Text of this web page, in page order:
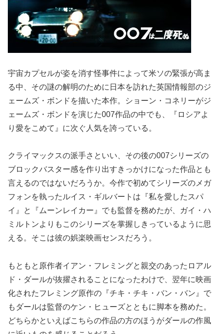
宇宙カプセルが姿を消す怪事件によって米ソの緊張が高ま
る中、その謎の解明のために日本を訪れた英国情報部のジ
ェームズ・ボンドを描いた本作。ショーン・コネリーがジ
ェームズ・ボンドを演じた007作品の中でも、『ロシアよ
り愛をこめて』に次ぐ人気を誇っている。
クライマックスの派手さといい、その後の007シリーズの
ブロックバスター感を作り出すきっかけになった作品とも
言えるのではないだろうか。今作で初めてシリーズのメガ
フォンを執ったルイス・ギルバートは『私を愛したスパ
イ』と『ムーンレイカー』でも監督を務めたが、ガイ・ハ
ミルトンよりもこのシリーズを掌握しきっているように思
える。そこは彼の娯楽映画センスだろう。
もともと原作者イアン・フレミングと親交のあったロアル
ド・ダールが抜擢されることになったわけで、翌年に映画
化されたフレミング原作の『チキ・チキ・バン・バン』で
もダールは監督のケン・ヒューズとともに脚本を務めた。
どちらかといえばこちらの作品の方のほうがダールの作風